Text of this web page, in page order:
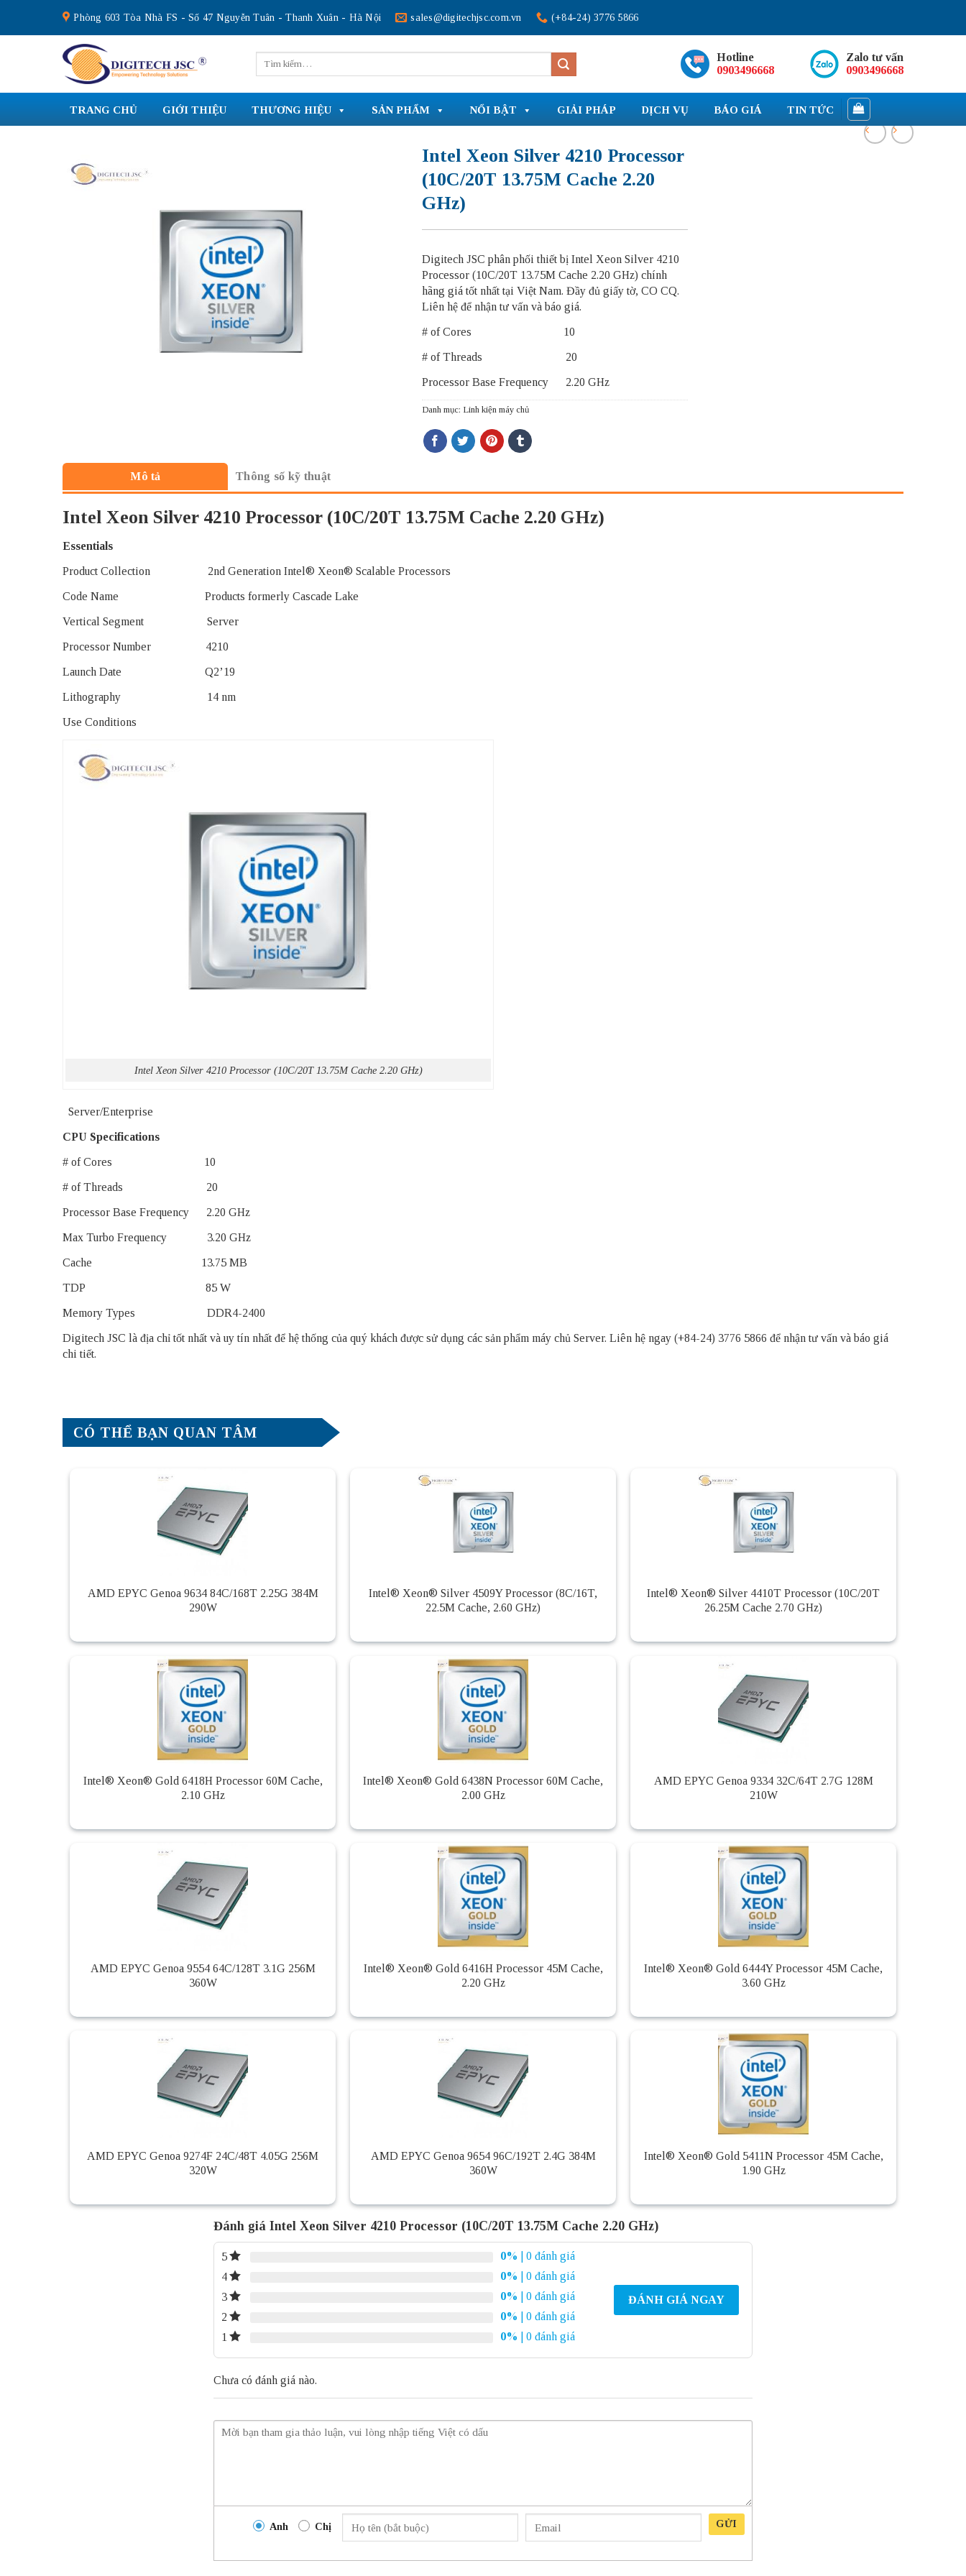
content
Phòng 603 Tòa Nhà FS - Số 47 Nguyễn Tuân - Thanh Xuân - Hà Nội sales@digitechjsc.com.vn (+84-24) 3776 5866
kiếm:
Hotline
0903496668
Zalo tư vấn
0903496668
TRANG CHỦ GIỚI THIỆU THƯƠNG HIỆU SẢN PHẨM NỔI BẬT GIẢI PHÁP DỊCH VỤ BÁO GIÁ TIN TỨC
Intel Xeon Silver 4210 Processor
(10C/20T 13.75M Cache 2.20
GHz)
Digitech JSC phân phối thiết bị Intel Xeon Silver 4210
Processor (10C/20T 13.75M Cache 2.20 GHz) chính
hãng giá tốt nhất tại Việt Nam. Đầy đủ giấy tờ, CO CQ.
Liên hệ để nhận tư vấn và báo giá.
# of Cores 10
# of Threads 20
Processor Base Frequency 2.20 GHz
Danh mục: Linh kiện máy chủ
Mô tả Thông số kỹ thuật
Intel Xeon Silver 4210 Processor (10C/20T 13.75M Cache 2.20 GHz)
Essentials
Product Collection 2nd Generation Intel® Xeon® Scalable Processors
Code Name Products formerly Cascade Lake
Vertical Segment Server
Processor Number 4210
Launch Date Q2’19
Lithography 14 nm
Use Conditions
Intel Xeon Silver 4210 Processor (10C/20T 13.75M Cache 2.20 GHz)
Server/Enterprise
CPU Specifications
# of Cores 10
# of Threads 20
Processor Base Frequency 2.20 GHz
Max Turbo Frequency 3.20 GHz
Cache 13.75 MB
TDP 85 W
Memory Types DDR4-2400
Digitech JSC là địa chỉ tốt nhất và uy tín nhất để hệ thống của quý khách được sử dụng các sản phẩm máy chủ Server. Liên hệ ngay (+84-24) 3776 5866 để nhận tư vấn và báo giá
chi tiết.
CÓ THỂ BẠN QUAN TÂM
AMD EPYC Genoa 9634 84C/168T 2.25G 384M
290W
Intel® Xeon® Silver 4509Y Processor (8C/16T,
22.5M Cache, 2.60 GHz)
Intel® Xeon® Silver 4410T Processor (10C/20T
26.25M Cache 2.70 GHz)
Intel® Xeon® Gold 6418H Processor 60M Cache,
2.10 GHz
Intel® Xeon® Gold 6438N Processor 60M Cache,
2.00 GHz
AMD EPYC Genoa 9334 32C/64T 2.7G 128M
210W
AMD EPYC Genoa 9554 64C/128T 3.1G 256M
360W
Intel® Xeon® Gold 6416H Processor 45M Cache,
2.20 GHz
Intel® Xeon® Gold 6444Y Processor 45M Cache,
3.60 GHz
AMD EPYC Genoa 9274F 24C/48T 4.05G 256M
320W
AMD EPYC Genoa 9654 96C/192T 2.4G 384M
360W
Intel® Xeon® Gold 5411N Processor 45M Cache,
1.90 GHz
Đánh giá Intel Xeon Silver 4210 Processor (10C/20T 13.75M Cache 2.20 GHz)
5 0%
| 0 đánh giá
4
0%
| 0 đánh giá
3
0%
| 0 đánh giá
2
0%
| 0 đánh giá
1
0% | 0 đánh giá
ĐÁNH GIÁ NGAY
Chưa có đánh giá nào.
Anh Chị GỬI